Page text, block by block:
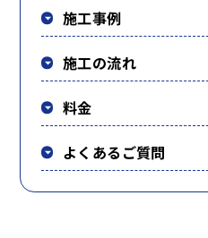
施工事例
施工の流れ
料金
よくあるご質問